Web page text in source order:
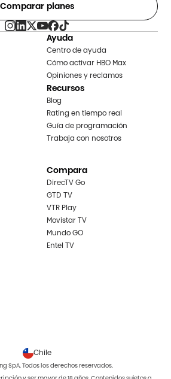
Comparar planes
Ayuda
Centro de ayuda
Cómo activar HBO Max
Opiniones y reclamos
Recursos
Blog
Rating en tiempo real
Guía de programación
Trabaja con nosotros
Compara
DirecTV Go
GTD TV
VTR Play
Movistar TV
Mundo GO
Entel TV
Chile
SpA. Todos los derechos reservados.